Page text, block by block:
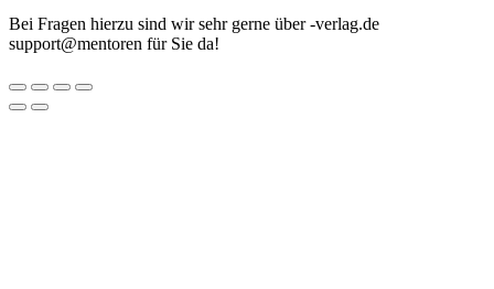
Bei Fragen hierzu sind wir sehr gerne übered.galrev-
nerotnem
@troppus für Sie da!